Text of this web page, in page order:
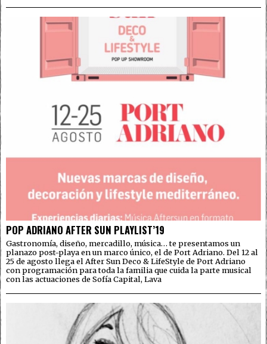
POP ADRIANO AFTER SUN PLAYLIST’19
Gastronomía, diseño, mercadillo, música… te presentamos un
planazo post-playa en un marco único, el de Port Adriano. Del 12 al
25 de agosto llega el After Sun Deco & LifeStyle de Port Adriano
con programación para toda la familia que cuida la parte musical
con las actuaciones de Sofía Capital, Lava